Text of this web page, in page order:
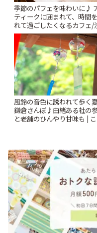
季節のパフェを味わいに♪
ティークに囲まれて、時間
れて過ごしたくなるカフェ/
「annorum cafe」 | ことり
風鈴の音色に誘われて歩く
鎌倉さんぽ♪由緒ある社の
と老舗のひんやり甘味も |